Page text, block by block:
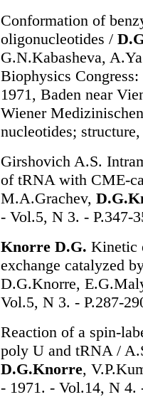
Conformation of
oligonucleotides /
G.N.Kabasheva,
Biophysics
1971, Baden near
Wiener
nucleotides;
Girshovich A.S.
of tRNA with CME-
M.A.Grachev,
- Vol.5, N 3. - P.347-
Knorre D.G. Kinetic
exchange catalyzed
D.G.Knorre,
Vol.5, N 3. - P.287-
Reaction of a spin-
poly U and tRNA /
D.G.Knorre,
- 1971. - Vol.14, N 4.